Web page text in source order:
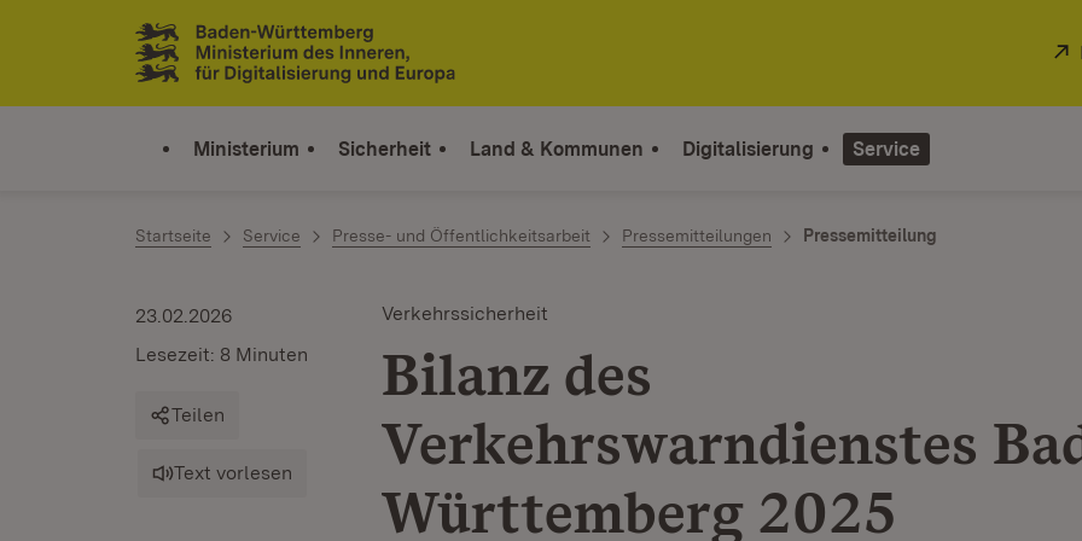
Zum Inhalt springen
Link zur Startseite
Ministerium Sicherheit Land & Kommunen Digitalisierung Service
Startseite Service Presse- und Öffentlichkeitsarbeit Pressemitteilungen Pressemitteilung
Verkehrssicherheit
Bilanz des
Verkehrswarndienstes
Württemberg 2025
23.02.2026
Lesezeit: 8 Minuten
Teilen
Text vorlesen